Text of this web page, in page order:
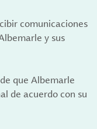
comunicaciones
y sus
que Albemarle
de acuerdo con su